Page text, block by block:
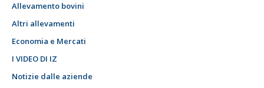
Allevamento bovini
Altri allevamenti
Economia e Mercati
I VIDEO DI IZ
Notizie dalle aziende